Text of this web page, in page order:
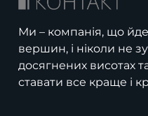
Ми – компанія, що
вершин, і ніколи не
досягнених висотах
ставати все краще і